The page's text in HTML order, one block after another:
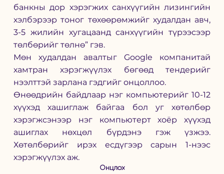
банкны дор хэрэгжих санхүүгийн лизингийн
хэлбэрээр тоног төхөөрөмжийг худалдан авч,
3-5 жилийн хугацаанд санхүүгийн түрээсээр
төлбөрийг төлнө” гэв.
Мөн худалдан авалтыг Google компанитай
хамтран хэрэгжүүлэх бөгөөд тендерийг
нээлттэй зарлана гэдгийг онцоллоо.
Өнөөдрийн байдлаар нэг компьютерийг 10-12
хүүхэд хашиглаж байгаа бол уг хөтөлбөр
хэрэгжсэнээр нэг компьютерт хоёр хүүхэд
ашиглах нөхцөл бүрдэнэ гэж үзжээ.
Хөтөлбөрийг ирэх есдүгээр сарын 1-нээс
хэрэгжүүлэх аж.
Онцлох